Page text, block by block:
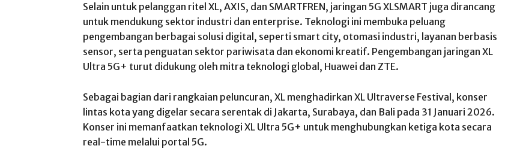
Selain untuk pelanggan ritel XL, AXIS, dan SMARTFREN, jaringan 5G XLSMART juga dirancang
untuk mendukung sektor industri dan enterprise. Teknologi ini membuka peluang
pengembangan berbagai solusi digital, seperti smart city, otomasi industri, layanan berbasis
sensor, serta penguatan sektor pariwisata dan ekonomi kreatif. Pengembangan jaringan XL
Ultra 5G+ turut didukung oleh mitra teknologi global, Huawei dan ZTE.
Sebagai bagian dari rangkaian peluncuran, XL menghadirkan XL Ultraverse Festival, konser
lintas kota yang digelar secara serentak di Jakarta, Surabaya, dan Bali pada 31 Januari 2026.
Konser ini memanfaatkan teknologi XL Ultra 5G+ untuk menghubungkan ketiga kota secara
real-time melalui portal 5G.